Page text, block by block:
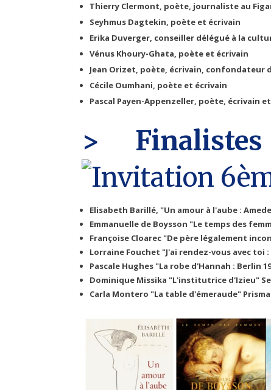
Thierry Clermont, poète, journaliste au
Seyhmus Dagtekin, poète et écrivain
Erika Duverger, conseiller délégué à la
Vénus Khoury-Ghata, poète et écrivain
Jean Orizet, poète, écrivain, confondateur
Cécile Oumhani, poète et écrivain
Pascal Payen-Appenzeller, poète, écrivain
>
Elisabeth Barillé, "Un amour à l'aube :
Emmanuelle de Boysson "Le temps des
Françoise Cloarec "De père légalement
Lorraine Fouchet "J'ai rendez-vous avec
Pascale Hughes "La robe d'Hannah : Berlin
Dominique Missika "L'institutrice d'Izieu"
Carla Montero "La table d'émeraude" Prisma